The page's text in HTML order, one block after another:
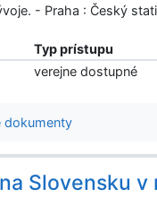
- Praha : Český
Typ prístupu
verejne dostupné
dokumenty
Slovensku v